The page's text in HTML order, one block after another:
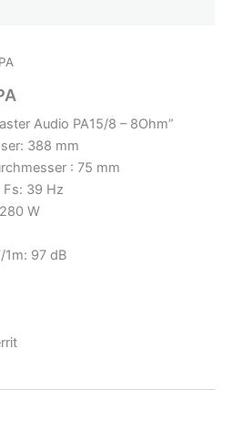
Audio PA15/8 – 8Ohm”
388 mm
: 75 mm
Fs: 39 Hz
W
1m: 97 dB